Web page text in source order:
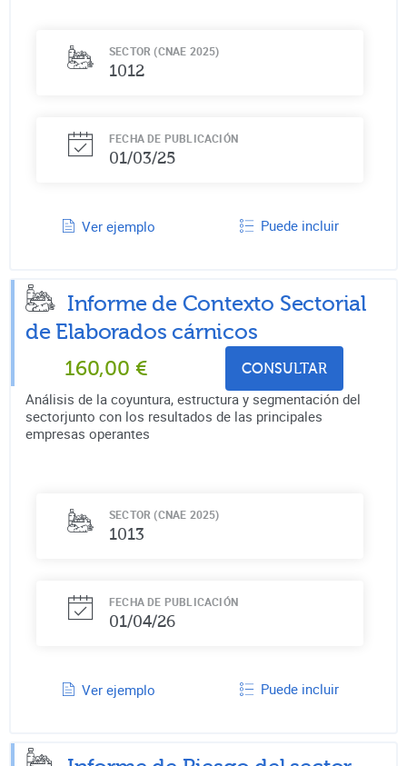
SECTOR (CNAE 2025)
1012
FECHA DE PUBLICACIÓN
01/03/25
Ver ejemplo Puede incluir
Informe de Contexto Sectorial
de Elaborados cárnicos
160,00 € CONSULTAR
Análisis de la coyuntura, estructura y segmentación del
sectorjunto con los resultados de las principales
empresas operantes
SECTOR (CNAE 2025)
1013
FECHA DE PUBLICACIÓN
01/04/26
Ver ejemplo Puede incluir